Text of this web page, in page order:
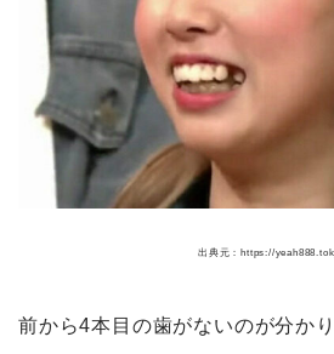
出典元：https://
前から4本目の歯がないのが分かり